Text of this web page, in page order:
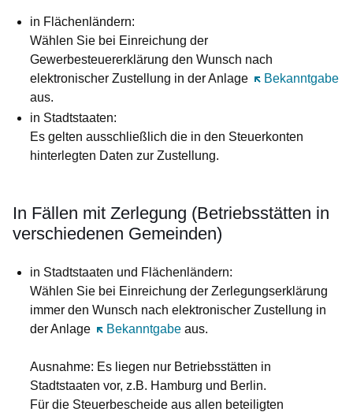
in Flächenländern:
Wählen Sie bei Einreichung der
Gewerbesteuererklärung den Wunsch nach
elektronischer Zustellung in der Anlage
Bekanntgabe
Öffnet sich in
aus.
in Stadtstaaten:
Es gelten ausschließlich die in den Steuerkonten
hinterlegten Daten zur Zustellung.
In Fällen mit Zerlegung (Betriebsstätten in
verschiedenen Gemeinden)
in Stadtstaaten und Flächenländern:
Wählen Sie bei Einreichung der Zerlegungserklärung
immer den Wunsch nach elektronischer Zustellung in
der Anlage
Bekanntgabe
Öffnet sich in einem neuen Fenster
aus.
Ausnahme: Es liegen nur Betriebsstätten in
Stadtstaaten vor, z.B. Hamburg und Berlin.
Für die Steuerbescheide aus allen beteiligten